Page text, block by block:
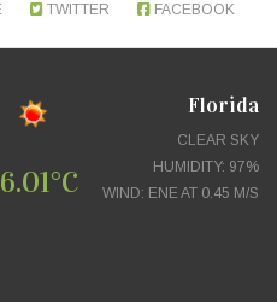
FACEBOOK
TWITTER
Florida
CLEAR SKY
HUMIDITY: 97%
WIND: ENE AT 0.45 M/S